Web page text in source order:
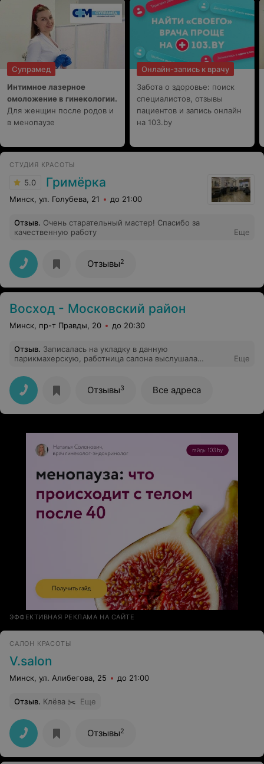
Супрамед
Интимное лазерное
омоложение в гинекологии.
Для женщин после родов и
в менопаузе
Онлайн-запись к врачу
Забота о здоровье: поиск
специалистов, отзывы
пациентов и запись онлайн
на 103.by
СТУДИЯ КРАСОТЫ
5.0 Гримёрка
Минск, ул. Голубева, 21 до 21:00
Отзыв. Очень старательный мастер! Спасибо за
качественную работу
Еще
Отзывы2
Восход - Московский район
Минск, пр-т Правды, 20 до 20:30
Отзыв. Записалась на укладку в данную
парикмахерскую, работница салона выслушала
На мои замечания реагировала агрессивно со
словами"я не понимаю,что вы хотите!". В итоге
внешний вид у меня был,как после обычного мытья
головы в домашних условиях.Настроение было
напрочь испорчено!!! И за эту мойку головы с меня
посещать данное заведение!
Еще
Отзывы3 Все адреса
ЭФФЕКТИВНАЯ РЕКЛАМА НА САЙТЕ
САЛОН КРАСОТЫ
V.salon
Минск, ул. Алибегова, 25 до 21:00
Отзыв. Клёва ✂️ Еще
Отзывы2